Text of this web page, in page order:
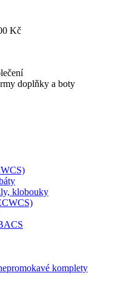
Kč
doplňky a boty
klobouky
komplety